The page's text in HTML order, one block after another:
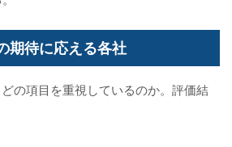
期待に応える各社
の項目を重視しているのか。評価結